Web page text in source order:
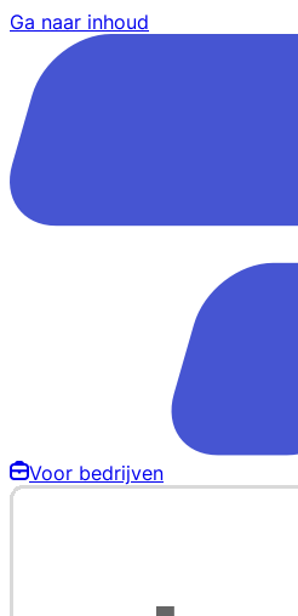
Ga naar inhoud
Voor bedrijven